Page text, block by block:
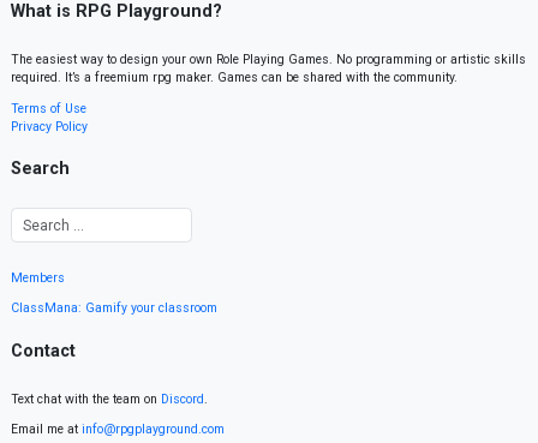
What is RPG Playground?
The easiest way to design your own Role Playing Games. No programming or artistic skills
required. It’s a freemium rpg maker. Games can be shared with the community.
Terms of Use
Privacy Policy
Search
Members
ClassMana: Gamify your classroom
Contact
Text chat with the team on Discord.
Email me at info@rpgplayground.com